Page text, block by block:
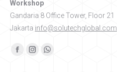
Workshop
Gandaria 8 Office Tower, Floor 21
Jakarta info@solutechglobal.com
Find us on:
Facebook
InstagramWhatsapp